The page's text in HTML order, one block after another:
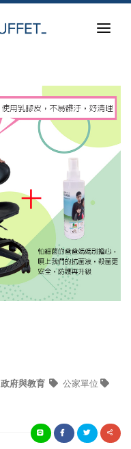
政府與教育 公家單位